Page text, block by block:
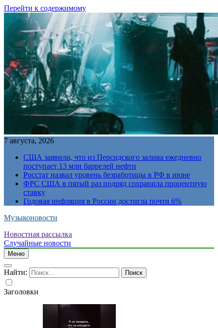
Перейти к содержимому
7 августа, 2026
США заявили, что из Персидского залива ежедневно
поступает 13 млн баррелей нефти
Росстат назвал уровень безработицы в РФ в июне
ФРС США в пятый раз подряд сохранила процентную
ставку
Годовая инфляция в России достигла почти 6%
Музыконовости
Новостная рассылка
Случайные новости
Меню
Найти:
Заголовки